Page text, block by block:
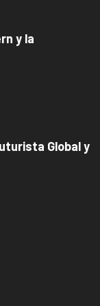
y la
Global y